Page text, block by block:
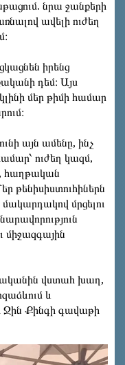
նրա ջանքերի
ավելի ուժեղ
իրենց
դեմ։ Այս
մեր թիմի համար
այն ամենը, ինչ
ուժեղ կազմ,
հաղթական
թենիսիստուհիներն
մրցելու
միջազգային
վստահ խաղ,
և
Ջին Քինգի գավաթի